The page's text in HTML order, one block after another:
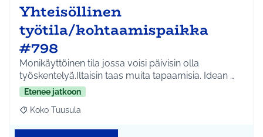
Yhteisöllinen
työtila/kohtaamispaikka
#798
Monikäyttöinen tila jossa voisi päivisin olla
työskentelyä.Iltaisin taas muita tapaamisia. Idean …
Etenee jatkoon
Rajaa tulokset aihepiirin mukaan: Koko Tuusula
Koko Tuusula